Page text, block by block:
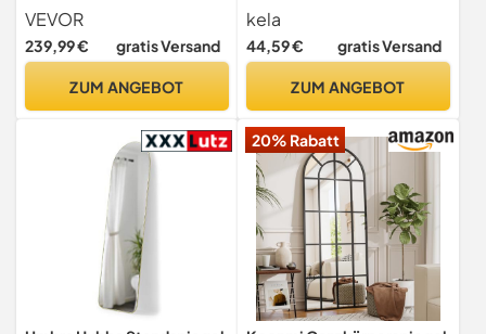
81 cm, Standspiegel mit
Ständer, Freistehend oder
Wandmontage, Rahmen aus
Ganzkörper-
Wohnzimmer und
Schlafzimmer
VEVOR
239,99 € gratis Versand
ZUM ANGEBOT
Vergrößerung TIO 13 cm,
1-/5-fach, Standspiegel,
Metall verchromt,
kela
44,59 € gratis Versand
ZUM ANGEBOT
20% Rabatt